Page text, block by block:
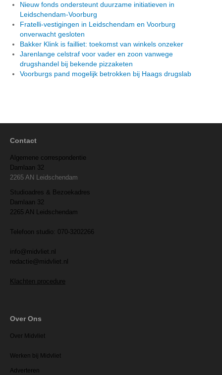
Nieuw fonds ondersteunt duurzame initiatieven in
Leidschendam-Voorburg
Fratelli-vestigingen in Leidschendam en Voorburg
onverwacht gesloten
Bakker Klink is failliet: toekomst van winkels onzeker
Jarenlange celstraf voor vader en zoon vanwege
drugshandel bij bekende pizzaketen
Voorburgs pand mogelijk betrokken bij Haags drugslab
Contact
Algemene correspondentie
Damlaan 32
2265 AN Leidschendam
Studioadres & Bezoekadres
Damlaan 32
2265 AN Leidschendam
Telefoon studio: 070-3202266
info@midvliet.nl
redactie@midvliet.nl
Klachten procedure
Over Ons
Over Midvliet
Werken bij Midvliet
Adverteren